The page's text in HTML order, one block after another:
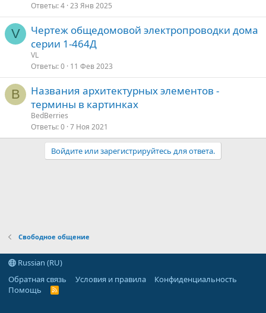
Ответы 4 23 Янв 2025
V
Чертеж общедомовой электропроводки дома
серии 1-464Д
VL
Ответы 0 11 Фев 2023
B
Названия архитектурных элементов -
термины в картинках
BedBerries
Ответы 0 7 Ноя 2021
Войдите или зарегистрируйтесь для ответа.
Свободное общение
Russian (RU)
Обратная связь
Условия и правила
Конфиденциальность
Помощь
R